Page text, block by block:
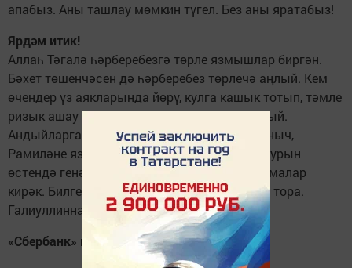
апабыз. Аны ташлау мөмкин түгел. Без аны яратабыз!
Ярдәм итик!
Аллаһ Тәгалә һәрберебезгә төрле язмышлар биргән.
Бәхет төшенчәсен дә һәрберебез төрлечә аңлый. Кем
өчендер үз аякларында йөрү, кулга кашык тотып, тәмле
ризык ашау — бәхет! Ә кемдер моны аңламый.
Андыйларга һәрвакыт нидер җитми. Кызганыч,
Рамиләне язмыш сынарга булган. Ул хәзер урын
өстендә генә ята. Аңа төрле махсус җайланмалар
кирәк. Билгеле, әлеге җайламалар кыйммәт тора.
Галиуллиннар гаиләсенә ярдәм итик!
«Сбербанк» картасы: